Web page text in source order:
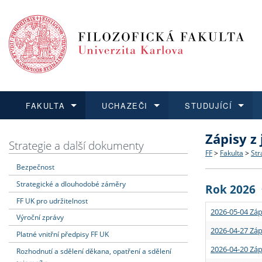
FAKULTA
Dozvědět se více
Struktura
Strategie
Podpora
UCHAZEČI
Podat přihlášku
Co
Učitelské
STUDUJÍCÍ
Dozvědět se více
Rigorózní
Dozvědět se více
O vědě a
Granty a
Dozvědět se více
Aktuální
Strategie a další dokumenty
Bezpečnost
Strategické a dlouhodobé záměry
FF UK pro udržitelnost
Výroční zprávy
Platné vnitřní předpisy FF UK
Rozhodnutí a sdělení děkana, opatření a sdělení
Zápisy
FF > Fakulta >
Rok 2026
2026-05-04
2026-04-27
2026-04-20